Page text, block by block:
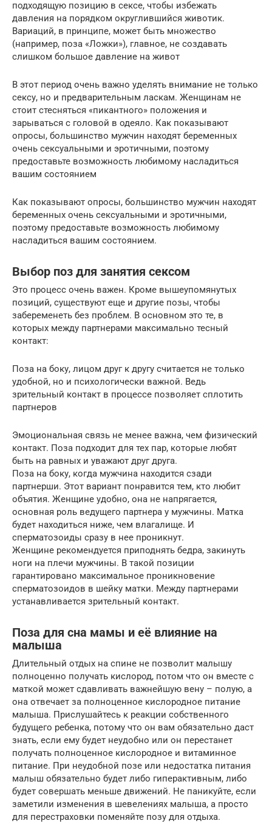
подходящую позицию в сексе, чтобы избежать
давления на порядком округлившийся животик.
Вариаций, в принципе, может быть множество
(например, поза «Ложки»), главное, не создавать
слишком большое давление на живот
В этот период очень важно уделять внимание не только
сексу, но и предварительным ласкам. Женщинам не
стоит стесняться «пикантного» положения и
зарываться с головой в одеяло. Как показывают
опросы, большинство мужчин находят беременных
очень сексуальными и эротичными, поэтому
предоставьте возможность любимому насладиться
вашим состоянием
Как показывают опросы, большинство мужчин находят
беременных очень сексуальными и эротичными,
поэтому предоставьте возможность любимому
насладиться вашим состоянием.
Выбор поз для занятия сексом
Это процесс очень важен. Кроме вышеупомянутых
позиций, существуют еще и другие позы, чтобы
забеременеть без проблем. В основном это те, в
которых между партнерами максимально тесный
контакт:
Поза на боку, лицом друг к другу считается не только
удобной, но и психологически важной. Ведь
зрительный контакт в процессе позволяет сплотить
партнеров
Эмоциональная связь не менее важна, чем физический
контакт. Поза подходит для тех пар, которые любят
быть на равных и уважают друг друга.
Поза на боку, когда мужчина находится сзади
партнерши. Этот вариант понравится тем, кто любит
объятия. Женщине удобно, она не напрягается,
основная роль ведущего партнера у мужчины. Матка
будет находиться ниже, чем влагалище. И
сперматозоиды сразу в нее проникнут.
Женщине рекомендуется приподнять бедра, закинуть
ноги на плечи мужчины. В такой позиции
гарантировано максимальное проникновение
сперматозоидов в шейку матки. Между партнерами
устанавливается зрительный контакт.
Поза для сна мамы и её влияние на
малыша
Длительный отдых на спине не позволит малышу
полноценно получать кислород, потом что он вместе с
маткой может сдавливать важнейшую вену – полую, а
она отвечает за полноценное кислородное питание
малыша. Прислушайтесь к реакции собственного
будущего ребенка, потому что он вам обязательно даст
знать, если ему будет неудобно или он перестанет
получать полноценное кислородное и витаминное
питание. При неудобной позе или недостатка питания
малыш обязательно будет либо гиперактивным, либо
будет совершать меньше движений. Не паникуйте, если
заметили изменения в шевелениях малыша, а просто
для перестраховки поменяйте позу для отдыха.